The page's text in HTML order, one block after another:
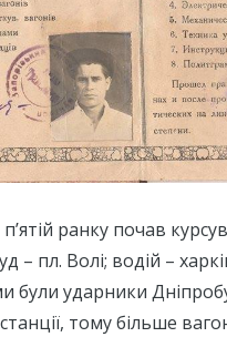
ранку почав
пл. Волі; водій –
були ударники
тому більше